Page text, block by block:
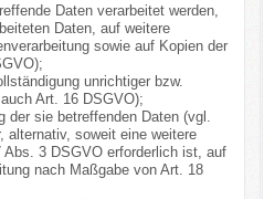
Daten verarbeitet werden,
Daten, auf weitere
sowie auf Kopien der
unrichtiger bzw.
Art. 16 DSGVO);
sie betreffenden Daten (vgl.
alternativ, soweit eine weitere
Abs. 3 DSGVO erforderlich ist, auf
nach Maßgabe von Art. 18